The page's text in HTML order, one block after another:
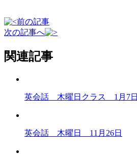
前の記事
次の記事へ
関連記事
英会話 木曜日クラス 1月7日
英会話 木曜日 11月26日